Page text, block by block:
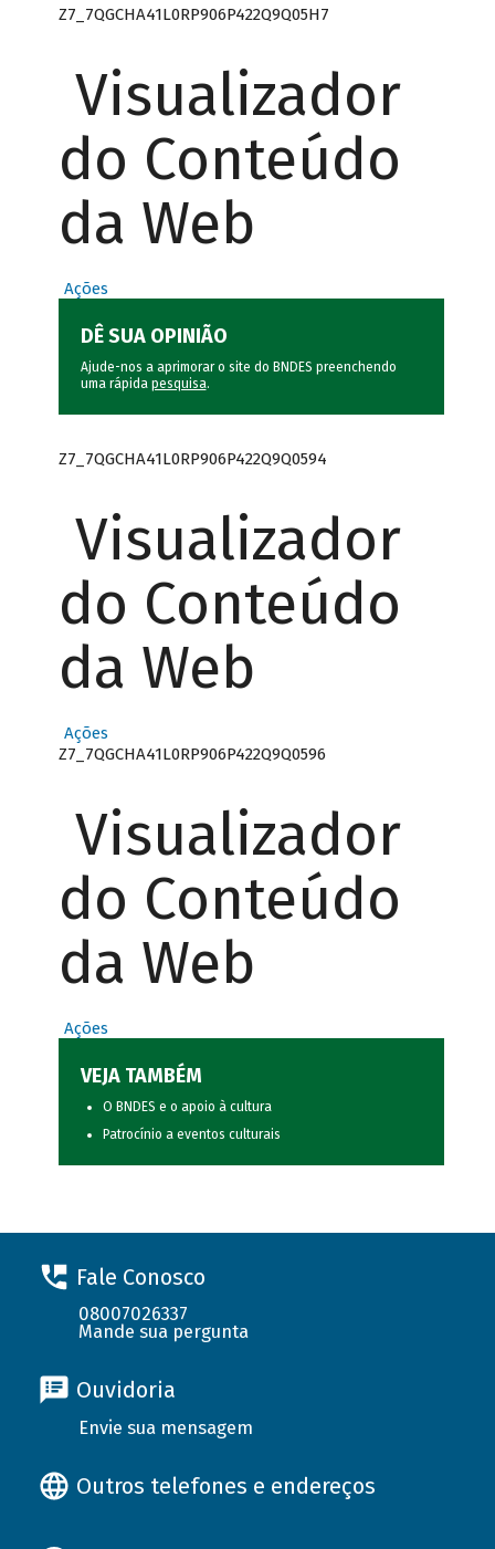
Z7_7QGCHA41L0RP906P422Q9Q05H7
Visualizador
do Conteúdo
da Web
Ações
DÊ SUA OPINIÃO
Ajude-nos a aprimorar o site do BNDES preenchendo
uma rápida pesquisa.
Z7_7QGCHA41L0RP906P422Q9Q0594
Visualizador
do Conteúdo
da Web
Ações
Z7_7QGCHA41L0RP906P422Q9Q0596
Visualizador
do Conteúdo
da Web
Ações
VEJA TAMBÉM
O BNDES e o apoio à cultura
Patrocínio a eventos culturais
Fale Conosco
08007026337
Mande sua pergunta
Ouvidoria
Envie sua mensagem
Outros telefones e endereços